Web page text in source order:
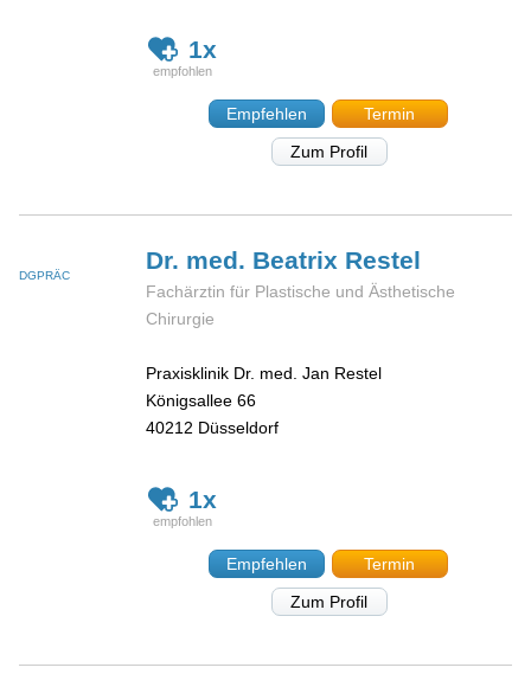
1x
Empfehlen
Termin
Zum Profil
DGPRÄC
Dr. med. Beatrix Restel
Fachärztin für Plastische und Ästhetische
Chirurgie
Praxisklinik Dr. med. Jan Restel
Königsallee 66
40212 Düsseldorf
1x
Empfehlen
Termin
Zum Profil